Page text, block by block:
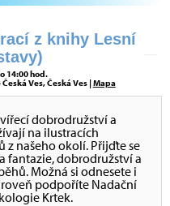
z knihy Lesní
14:00 hod.
Ves, Česká Ves |Mapa
dobrodružství a
na ilustracích
z našeho okolí. Přijďte se
fantazie, dobrodružství a
Možná si odnesete i
podpoříte Nadační
Krtek.